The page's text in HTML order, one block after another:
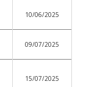
10/06/2025
09/07/2025
15/07/2025